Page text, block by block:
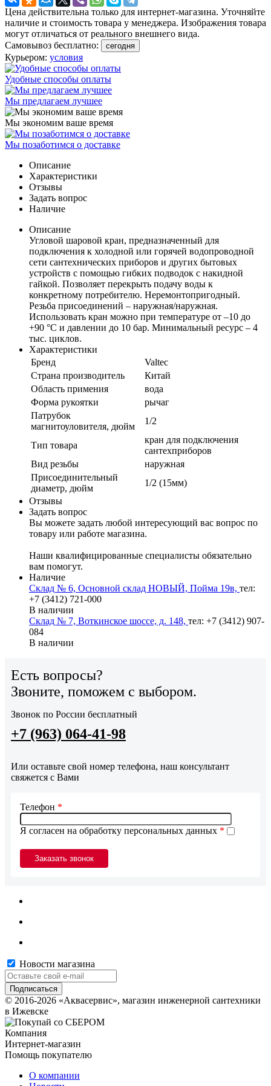
Цена действительна только для интернет-магазина. Уточняйте
наличие и стоимость товара у менеджера. Изображения товара
могут отличаться от реального внешнего вида.
Самовывоз бесплатно:
сегодня
Курьером: условия
Удобные способы оплаты
Мы предлагаем лучшее
Мы экономим ваше время
Мы позаботимся о доставке
Описание
Характеристики
Отзывы
Задать вопрос
Наличие
Описание
Угловой шаровой кран, предназначенный для
подключения к холодной или горячей водопроводной
сети сантехнических приборов и других бытовых
устройств с помощью гибких подводок с накидной
гайкой. Позволяет перекрыть подачу воды к
конкретному потребителю. Неремонтопригодный.
Резьба присоединений – наружная/наружная.
Использовать кран можно при температуре от –10 до
+90 °С и давлении до 10 бар. Минимальный ресурс – 4
тыс. циклов.
Характеристики
Бренд
Valtec
Страна производитель
Китай
Область примения
вода
Форма рукоятки
рычаг
Патрубок
магнитоуловителя, дюйм
1/2
Тип товара
кран для подключения
сантехприборов
Вид резьбы
наружная
Присоединительный
диаметр, дюйм
1/2 (15мм)
Отзывы
Задать вопрос
Вы можете задать любой интересующий вас вопрос по
товару или работе магазина.
Наши квалифицированные специалисты обязательно
вам помогут.
Наличие
Склад № 6, Основной склад НОВЫЙ, Пойма 19в, тел:
+7 (3412) 721-000
В наличии
Склад № 7, Воткинское шоссе, д. 148, тел: +7 (3412) 907-
084
В наличии
Есть вопросы?
Звоните, поможем с выбором.
Звонок по России бесплатный
+7 (963) 064-41-98
Или оставьте свой номер телефона, наш консультант
свяжется с Вами
Я согласен на обработку персональных данных *
Телефон *
Новости магазина
© 2016-2026 «Аквасервис», магазин инженерной сантехники
в Ижевске
Компания
Интернет-магазин
Помощь покупателю
О компании